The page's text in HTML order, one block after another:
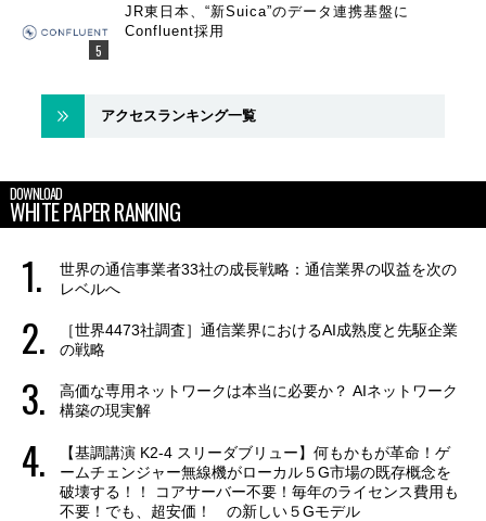
JR東日本、“新Suica”のデータ連携基盤に
Confluent採用
アクセスランキング一覧
DOWNLOAD
WHITE PAPER RANKING
世界の通信事業者33社の成長戦略：通信業界の収益を次の
レベルへ
［世界4473社調査］通信業界におけるAI成熟度と先駆企業
の戦略
高価な専用ネットワークは本当に必要か？ AIネットワーク
構築の現実解
【基調講演 K2-4 スリーダブリュー】何もかもが革命！ゲ
ームチェンジャー無線機がローカル５G市場の既存概念を
破壊する！！ コアサーバー不要！毎年のライセンス費用も
不要！でも、超安価！ の新しい５Gモデル